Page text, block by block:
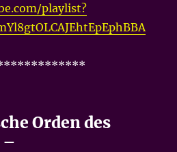
playlist?
Orden des
–